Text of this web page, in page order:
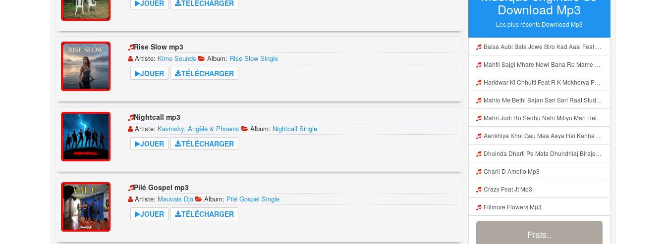
JOUER TÉLÉCHARGER
Rise Slow mp3
Artiste: Kimo Sounds Album: Rise Slow Single
JOUER TÉLÉCHARGER
Nightcall mp3
Artiste: Kavinsky, Angèle & Phoenix Album: Nightcall Single
JOUER TÉLÉCHARGER
Pilé Gospel mp3
Artiste: Mauvais Djo Album: Pilé Gospel Single
JOUER TÉLÉCHARGER
Download Mp3
Les plus récents Download Mp3
Baisa Aubi Bata Jowe Biro Kad Aasi Feat Karan Rana Mp3
Mahfil Sajgi Mhare Newl Bana Re Mame Ri Sa Feat Madan Rana Dechu Monika Ji Mp3
Haridwar Ki Chhutti Feat R K Mokherya Pankaj Saini Karma Studio Panipat Vishu Sharma Mp3
Mahlo Me Bethi Sajan Sari Sari Raat Studio Mp3
Mahri Jodi Ro Sadhu Nahi Miliyo Mari Heli Mp3
Aankhiya Khol Gau Maa Aaya Hai Kanha Tera Mp3
Dhoinda Dharti Pe Mata Dhundhlaj Biraje Mp3
Charli D Amelio Mp3
Crazy Feat Jt Mp3
Fillmore Flowers Mp3
Frais..